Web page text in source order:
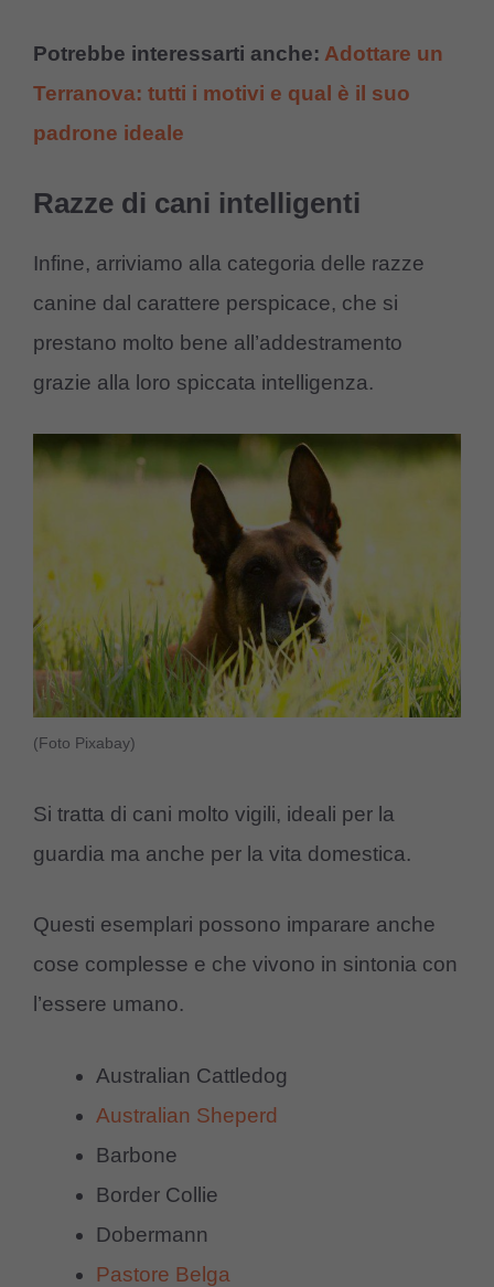
Potrebbe interessarti anche: Adottare un
Terranova: tutti i motivi e qual è il suo
padrone ideale
Razze di cani intelligenti
Infine, arriviamo alla categoria delle razze
canine dal carattere perspicace, che si
prestano molto bene all’addestramento
grazie alla loro spiccata intelligenza.
(Foto Pixabay)
Si tratta di cani molto vigili, ideali per la
guardia ma anche per la vita domestica.
Questi esemplari possono imparare anche
cose complesse e che vivono in sintonia con
l’essere umano.
Australian Cattledog
Australian Sheperd
Barbone
Border Collie
Dobermann
Pastore Belga